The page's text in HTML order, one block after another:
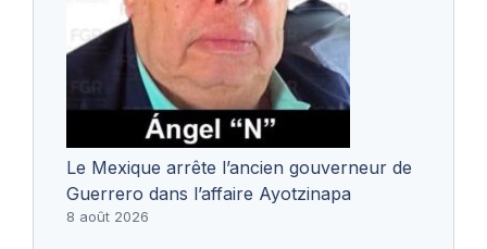
Le Mexique arrête l’ancien gouverneur de
Guerrero dans l’affaire Ayotzinapa
8 août 2026